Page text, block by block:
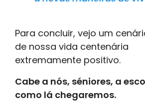
Para concluir, vejo um
de nossa vida centenária
extremamente positivo.
Cabe a nós, séniores, a
como lá chegaremos.